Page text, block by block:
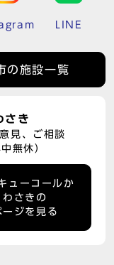
LINE
の施設一覧
さき
見、ご相談
無休）
ューコールか
わさきの
ージを見る